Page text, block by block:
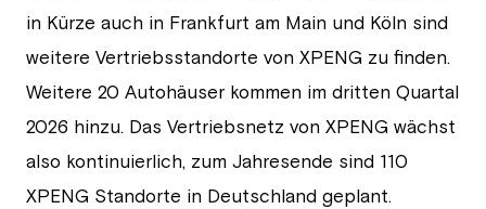
in Kürze auch in Frankfurt am Main und Köln sind
weitere Vertriebsstandorte von XPENG zu finden.
Weitere 20 Autohäuser kommen im dritten Quartal
2026 hinzu. Das Vertriebsnetz von XPENG wächst
also kontinuierlich, zum Jahresende sind 110
XPENG Standorte in Deutschland geplant.